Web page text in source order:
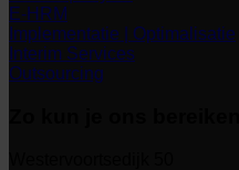
E-HRM
Implementatie | Optimalisatie
Interim Services
Outsourcing